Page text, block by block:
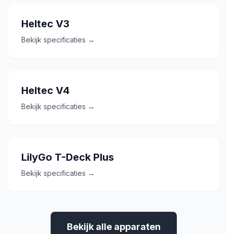
Heltec V3
Bekijk specificaties →
Heltec V4
Bekijk specificaties →
LilyGo T-Deck Plus
Bekijk specificaties →
Bekijk alle apparaten